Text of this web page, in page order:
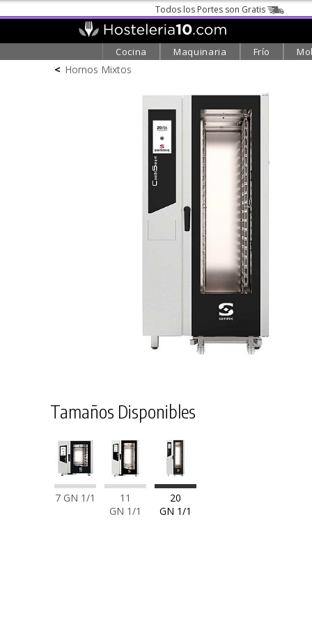
Todos los Portes son Gratis
Cocina Maquinaria Frío
< Hornos Mixtos
Tamaños Disponibles
7 GN 1/1
11
GN 1/1
20
GN 1/1